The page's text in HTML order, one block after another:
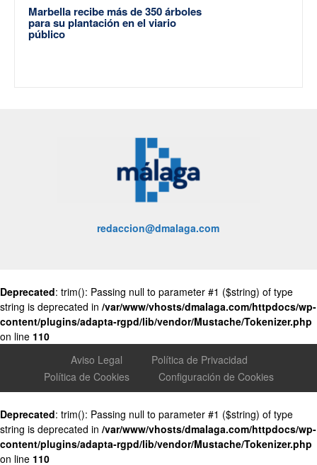
Marbella recibe más de 350 árboles
para su plantación en el viario
público
redaccion@dmalaga.com
Deprecated: trim(): Passing null to parameter #1 ($string) of type
string is deprecated in /var/www/vhosts/dmalaga.com/httpdocs/wp-
content/plugins/adapta-rgpd/lib/vendor/Mustache/Tokenizer.php
on line 110
Aviso Legal
Política de Privacidad
Política de Cookies
Configuración de Cookies
Deprecated: trim(): Passing null to parameter #1 ($string) of type
string is deprecated in /var/www/vhosts/dmalaga.com/httpdocs/wp-
content/plugins/adapta-rgpd/lib/vendor/Mustache/Tokenizer.php
on line 110